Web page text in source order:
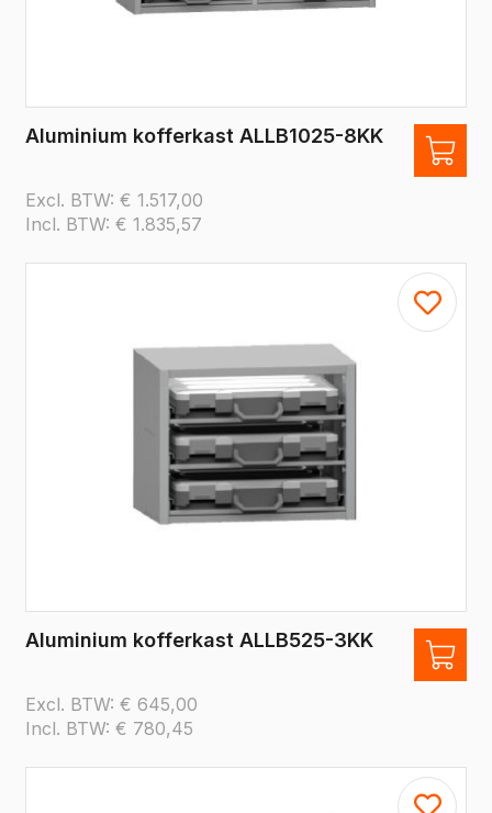
Aluminium kofferkast ALLB1025-8KK
Excl. BTW: € 1.517,00
Incl. BTW: € 1.835,57
Aluminium kofferkast ALLB525-3KK
Excl. BTW: € 645,00
Incl. BTW: € 780,45